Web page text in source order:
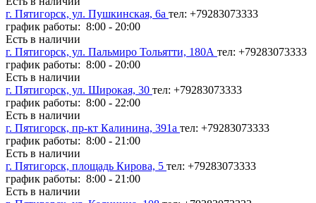
г. Пятигорск, ул. Пушкинская, 6а тел: +79283073333
график работы: 8:00 - 20:00
Есть в наличии
г. Пятигорск, ул. Пальмиро Тольятти, 180А тел: +79283073333
график работы: 8:00 - 20:00
Есть в наличии
г. Пятигорск, ул. Широкая, 30 тел: +79283073333
график работы: 8:00 - 22:00
Есть в наличии
г. Пятигорск, пр-кт Калинина, 391а тел: +79283073333
график работы: 8:00 - 21:00
Есть в наличии
г. Пятигорск, площадь Кирова, 5 тел: +79283073333
график работы: 8:00 - 21:00
Есть в наличии